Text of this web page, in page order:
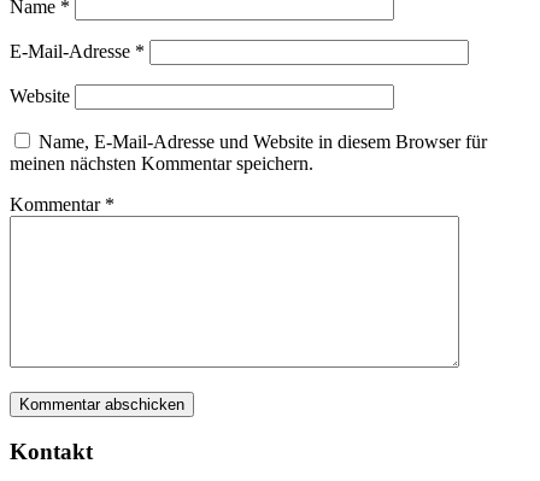
Name *
E-Mail-Adresse *
Website
Name, E-Mail-Adresse und Website in diesem Browser für
meinen nächsten Kommentar speichern.
Kommentar *
Kontakt